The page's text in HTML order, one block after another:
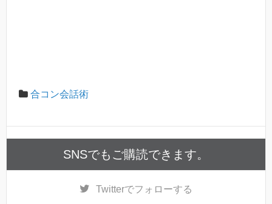
合コン会話術
SNSでもご購読できます。
Twitterでフォローする